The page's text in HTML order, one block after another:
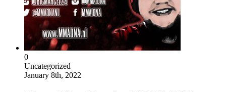
0
Uncategorized
January 8th, 2022